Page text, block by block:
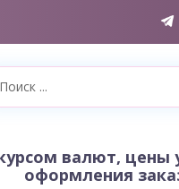
валют,
оформления